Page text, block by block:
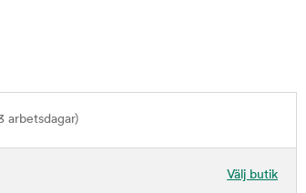
arbetsdagar)
Välj butik